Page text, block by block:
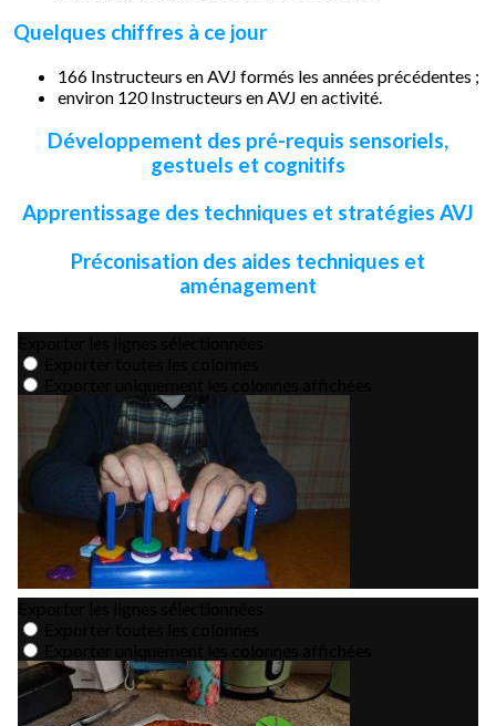
Quelques chiffres à ce jour
166 Instructeurs en AVJ formés les années précédentes ;
environ 120 Instructeurs en AVJ en activité.
Développement des pré-requis sensoriels,
gestuels et cognitifs
Apprentissage des techniques et stratégies AVJ
Préconisation des aides techniques et
aménagement